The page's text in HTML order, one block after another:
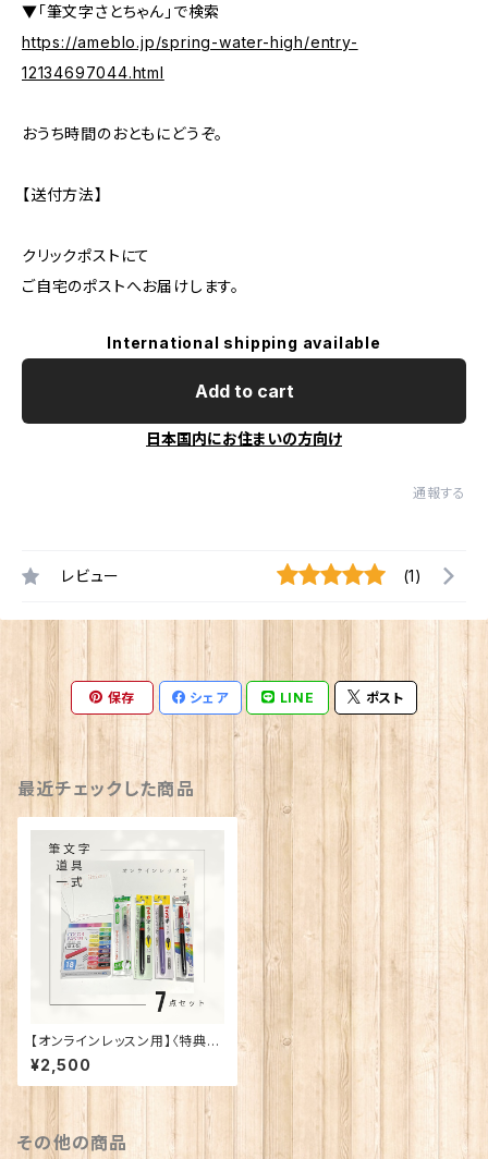
▼「筆文字さとちゃん」で検索
https://ameblo.jp/spring-water-high/entry-
12134697044.html
おうち時間のおともにどうぞ。
【送付方法】
クリックポストにて
ご自宅のポストへお届けします。
International shipping available
Add to cart
日本国内にお住まいの方向け
通報する
レビュー (1)
保存 シェア LINE ポスト
最近チェックした商品
【オンラインレッスン用】〈特典
付・送料無料〉筆文字道具一式
¥2,500
その他の商品